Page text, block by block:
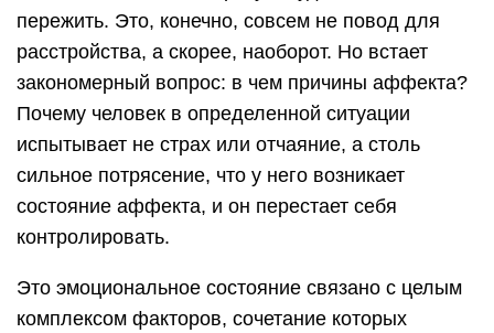
пережить. Это, конечно, совсем не повод для
расстройства, а скорее, наоборот. Но встает
закономерный вопрос: в чем причины аффекта?
Почему человек в определенной ситуации
испытывает не страх или отчаяние, а столь
сильное потрясение, что у него возникает
состояние аффекта, и он перестает себя
контролировать.
Это эмоциональное состояние связано с целым
комплексом факторов, сочетание которых